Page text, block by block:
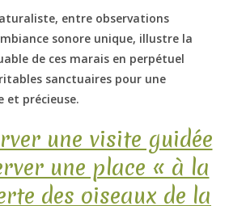
entre observations
sonore unique, illustre la
de ces marais en perpétuel
sanctuaires pour une
et précieuse.
une visite guidée
une place « à la
des oiseaux de la